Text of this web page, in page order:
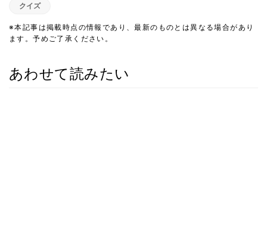
クイズ
※本記事は掲載時点の情報であり、最新のものとは異なる場合があり
ます。予めご了承ください。
あわせて読みたい